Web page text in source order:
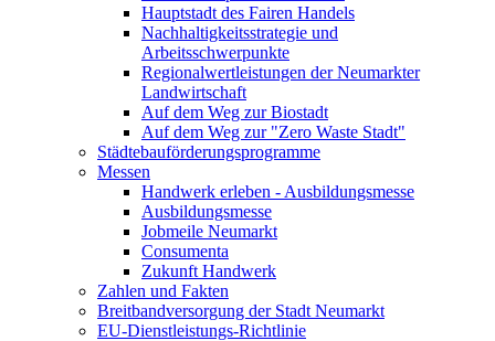
Hauptstadt des Fairen Handels
Nachhaltigkeitsstrategie und
Arbeitsschwerpunkte
Regionalwertleistungen der Neumarkter
Landwirtschaft
Auf dem Weg zur Biostadt
Auf dem Weg zur "Zero Waste Stadt"
Städtebauförderungsprogramme
Messen
Handwerk erleben - Ausbildungsmesse
Ausbildungsmesse
Jobmeile Neumarkt
Consumenta
Zukunft Handwerk
Zahlen und Fakten
Breitbandversorgung der Stadt Neumarkt
EU-Dienstleistungs-Richtlinie